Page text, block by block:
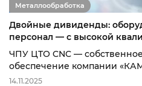
Металлообработка
Двойные дивиденды:
персонал — с высокой
ЧПУ ЦТО CNC —
обеспечение компании
14.11.2025